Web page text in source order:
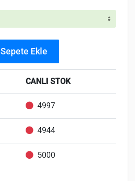
Sepete Ekle
CANLI STOK
4997
4944
5000